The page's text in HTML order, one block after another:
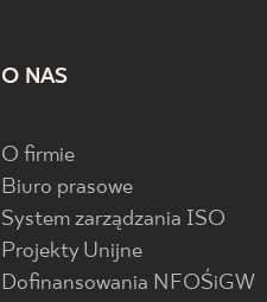
O NAS
O firmie
Biuro prasowe
System zarządzania ISO
Projekty Unijne
Dofinansowania NFOŚiGW